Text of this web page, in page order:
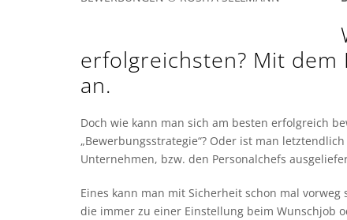
erfolgreichsten? Mit
an.
Doch wie kann man sich am besten erfolgreich
„Bewerbungsstrategie“? Oder ist man
Unternehmen, bzw. den Personalchefs
Eines kann man mit Sicherheit schon mal
die immer zu einer Einstellung beim Wunschjob